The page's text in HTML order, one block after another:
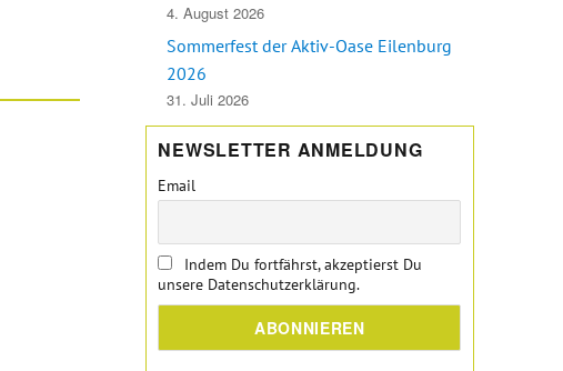
4. August 2026
Sommerfest der Aktiv-Oase Eilenburg
2026
31. Juli 2026
NEWSLETTER ANMELDUNG
Email
Indem Du fortfährst, akzeptierst Du
unsere Datenschutzerklärung.